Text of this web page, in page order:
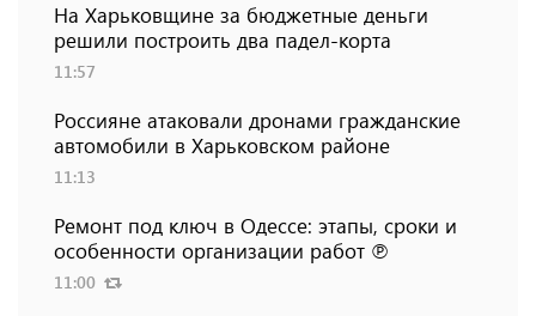
На Харьковщине за бюджетные деньги
решили построить два падел-корта
11:57
Россияне атаковали дронами гражданские
автомобили в Харьковском районе
11:13
Ремонт под ключ в Одессе: этапы, сроки и
особенности организации работ ℗
11:00